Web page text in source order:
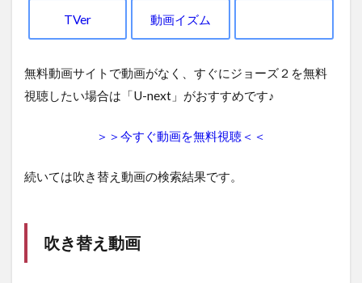
TVer 動画イズム
無料動画サイトで動画がなく、すぐにジョーズ２を無料
視聴したい場合は「U-next」がおすすめです♪
＞＞今すぐ動画を無料視聴＜＜
続いては吹き替え動画の検索結果です。
吹き替え動画